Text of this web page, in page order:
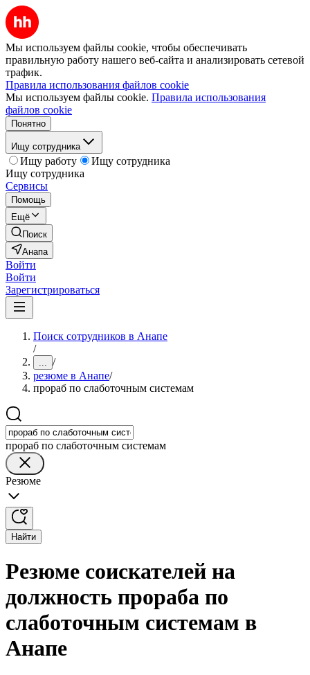
Мы используем файлы cookie, чтобы обеспечивать
правильную работу нашего веб-сайта и анализировать сетевой
трафик.
Правила использования файлов cookie
Мы используем файлы cookie. Правила использования
файлов cookie
Понятно
Ищу сотрудника
Ищу работу
Ищу сотрудника
Ищу сотрудника
Сервисы
Помощь
Ещё
Поиск
Анапа
Войти
Войти
Зарегистрироваться
Поиск сотрудников в Анапе
/
... /
резюме в Анапе/
прораб по слаботочным системам
прораб по слаботочным системам
Резюме
Найти
Резюме соискателей на
должность прораба по
слаботочным системам в
Анапе